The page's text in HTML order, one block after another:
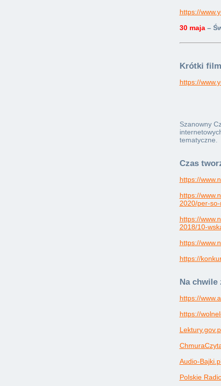
https://
30 maja –
Krótki
https://
Szanowny
tematyczne.
Czas
https://
https://
2020/per-
https://
2018/10-
https://
https://
Na chwile
https://
https://
Audio-
Polskie